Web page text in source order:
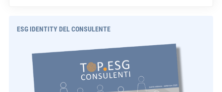
ESG IDENTITY DEL CONSULENTE